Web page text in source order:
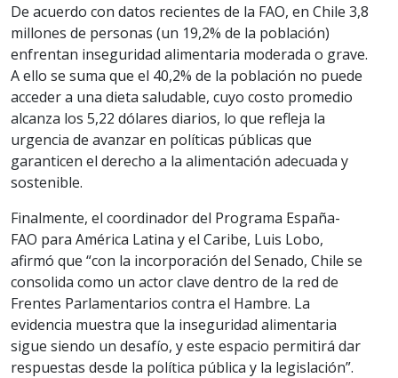
De acuerdo con datos recientes de la FAO, en Chile 3,8
millones de personas (un 19,2% de la población)
enfrentan inseguridad alimentaria moderada o grave.
A ello se suma que el 40,2% de la población no puede
acceder a una dieta saludable, cuyo costo promedio
alcanza los 5,22 dólares diarios, lo que refleja la
urgencia de avanzar en políticas públicas que
garanticen el derecho a la alimentación adecuada y
sostenible.
Finalmente, el coordinador del Programa España-
FAO para América Latina y el Caribe, Luis Lobo,
afirmó que “con la incorporación del Senado, Chile se
consolida como un actor clave dentro de la red de
Frentes Parlamentarios contra el Hambre. La
evidencia muestra que la inseguridad alimentaria
sigue siendo un desafío, y este espacio permitirá dar
respuestas desde la política pública y la legislación”.